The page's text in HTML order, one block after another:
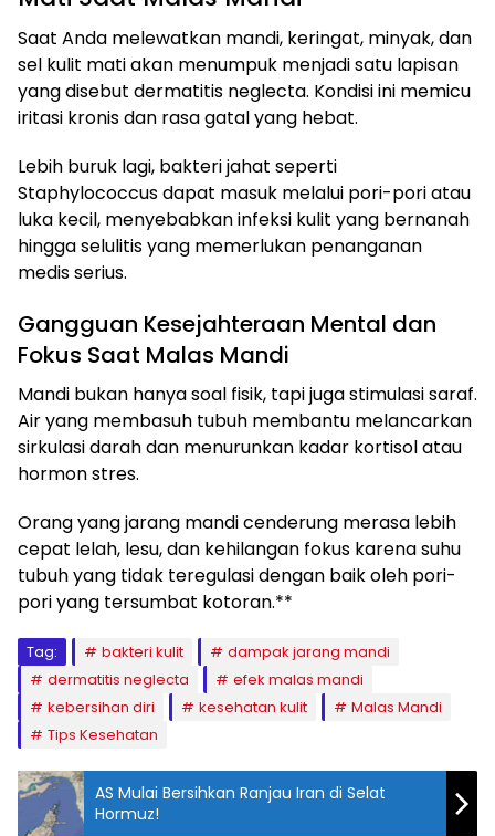
Saat Anda melewatkan mandi, keringat, minyak, dan
sel kulit mati akan menumpuk menjadi satu lapisan
yang disebut dermatitis neglecta. Kondisi ini memicu
iritasi kronis dan rasa gatal yang hebat.
Lebih buruk lagi, bakteri jahat seperti
Staphylococcus dapat masuk melalui pori-pori atau
luka kecil, menyebabkan infeksi kulit yang bernanah
hingga selulitis yang memerlukan penanganan
medis serius.
Gangguan Kesejahteraan Mental dan
Fokus Saat Malas Mandi
Mandi bukan hanya soal fisik, tapi juga stimulasi saraf.
Air yang membasuh tubuh membantu melancarkan
sirkulasi darah dan menurunkan kadar kortisol atau
hormon stres.
Orang yang jarang mandi cenderung merasa lebih
cepat lelah, lesu, dan kehilangan fokus karena suhu
tubuh yang tidak teregulasi dengan baik oleh pori-
pori yang tersumbat kotoran.**
Tag: bakteri kulit
dampak jarang mandi
dermatitis neglecta
efek malas mandi
kebersihan diri
kesehatan kulit
Malas Mandi
Tips Kesehatan
AS Mulai Bersihkan Ranjau Iran di Selat
Hormuz!